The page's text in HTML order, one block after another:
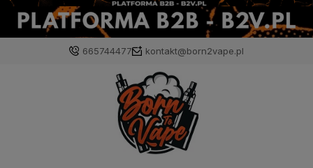
665744477 kontakt@born2vape.pl